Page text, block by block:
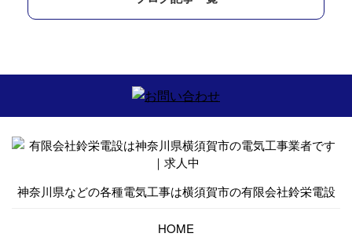
神奈川県などの各種電気工事は横須賀市の有限会社鈴栄電設
HOME